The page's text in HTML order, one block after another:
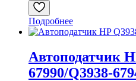
Подробнее
Автоподатчик
67990/Q3938-